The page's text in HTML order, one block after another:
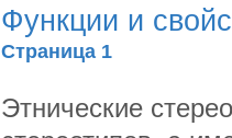
Функции и
Страница 1
Этнические